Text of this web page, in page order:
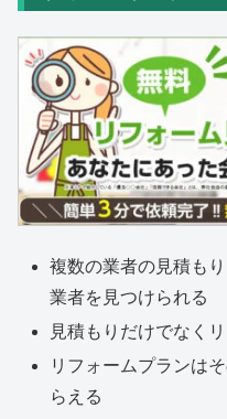
複数の業者の見積も
業者を見つけられる
見積もりだけでなく
リフォームプランは
らえる